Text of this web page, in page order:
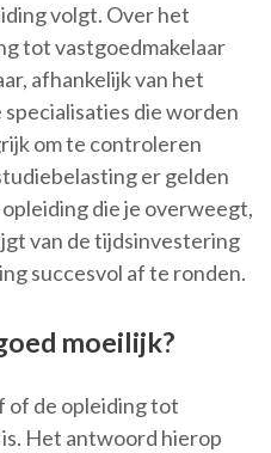
volgt. Over het
tot vastgoedmakelaar
afhankelijk van het
die worden
om te controleren
er gelden
die je overweegt,
van de tijdsinvestering
succesvol af te ronden.
moeilijk?
of de opleiding tot
Het antwoord hierop